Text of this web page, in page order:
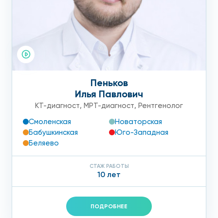
Пеньков
Илья Павлович
КТ-диагност, МРТ-диагност, Рентгенолог
Смоленская
Новаторская
Бабушкинская
Юго-Западная
Беляево
СТАЖ РАБОТЫ
10 лет
ПОДРОБНЕЕ